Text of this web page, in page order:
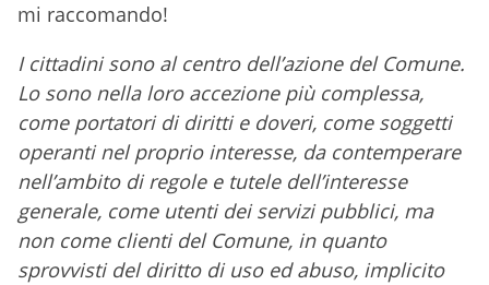
mi raccomando!
I cittadini sono al centro dell’azione del Comune.
Lo sono nella loro accezione più complessa,
come portatori di diritti e doveri, come soggetti
operanti nel proprio interesse, da contemperare
nell’ambito di regole e tutele dell’interesse
generale, come utenti dei servizi pubblici, ma
non come clienti del Comune, in quanto
sprovvisti del diritto di uso ed abuso, implicito